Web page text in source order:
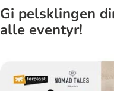
Gi pelsklingen
alle eventyr!